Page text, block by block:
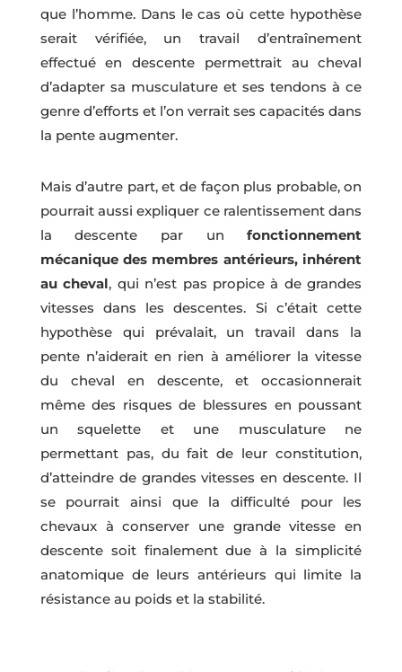
que l’homme. Dans le cas où cette hypothèse
serait vérifiée, un travail d’entraînement
effectué en descente permettrait au cheval
d’adapter sa musculature et ses tendons à ce
genre d’efforts et l’on verrait ses capacités dans
la pente augmenter.
Mais d’autre part, et de façon plus probable, on
pourrait aussi expliquer ce ralentissement dans
la descente par unfonctionnement
mécanique des membres antérieurs, inhérent
au cheval, qui n’est pas propice à de grandes
vitesses dans les descentes. Si c’était cette
hypothèse qui prévalait, un travail dans la
pente n’aiderait en rien à améliorer la vitesse
du cheval en descente, et occasionnerait
même des risques de blessures en poussant
un squelette et une musculature ne
permettant pas, du fait de leur constitution,
d’atteindre de grandes vitesses en descente. Il
se pourrait ainsi que la difficulté pour les
chevaux à conserver une grande vitesse en
descente soit finalement due à la simplicité
anatomique de leurs antérieurs qui limite la
résistance au poids et la stabilité.